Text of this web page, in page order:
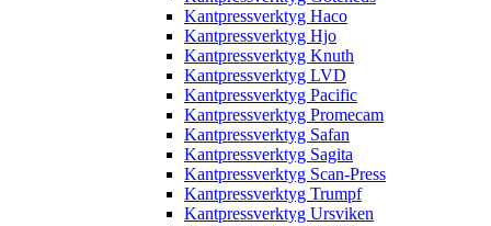
Kantpressverktyg Haco
Kantpressverktyg Hjo
Kantpressverktyg Knuth
Kantpressverktyg LVD
Kantpressverktyg Pacific
Kantpressverktyg Promecam
Kantpressverktyg Safan
Kantpressverktyg Sagita
Kantpressverktyg Scan-Press
Kantpressverktyg Trumpf
Kantpressverktyg Ursviken